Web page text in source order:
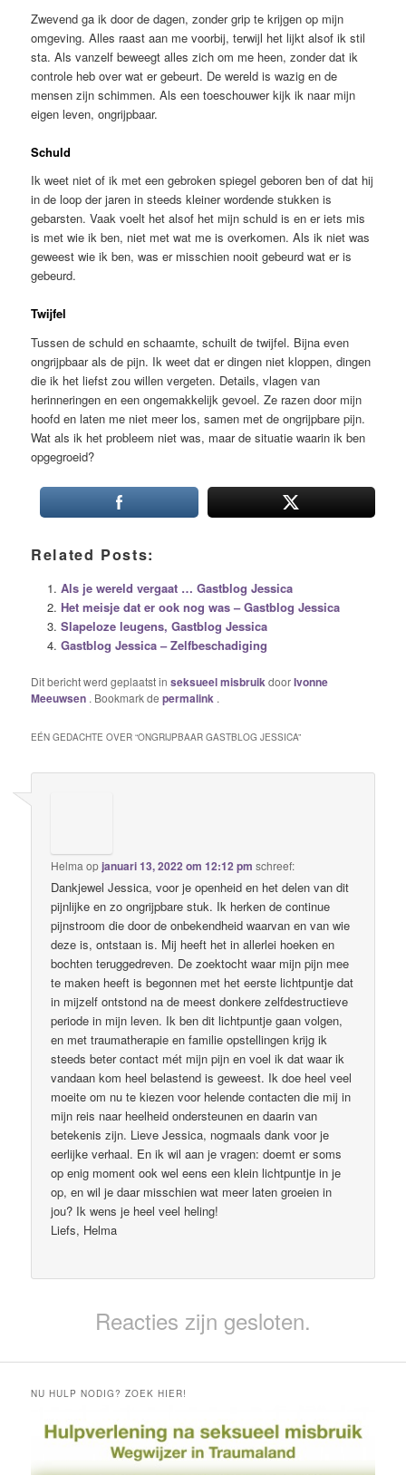
Zwevend ga ik door de dagen, zonder grip te krijgen op mijn
omgeving. Alles raast aan me voorbij, terwijl het lijkt alsof ik stil
sta. Als vanzelf beweegt alles zich om me heen, zonder dat ik
controle heb over wat er gebeurt. De wereld is wazig en de
mensen zijn schimmen. Als een toeschouwer kijk ik naar mijn
eigen leven, ongrijpbaar.
Schuld
Ik weet niet of ik met een gebroken spiegel geboren ben of dat hij
in de loop der jaren in steeds kleiner wordende stukken is
gebarsten. Vaak voelt het alsof het mijn schuld is en er iets mis
is met wie ik ben, niet met wat me is overkomen. Als ik niet was
geweest wie ik ben, was er misschien nooit gebeurd wat er is
gebeurd.
Twijfel
Tussen de schuld en schaamte, schuilt de twijfel. Bijna even
ongrijpbaar als de pijn. Ik weet dat er dingen niet kloppen, dingen
die ik het liefst zou willen vergeten. Details, vlagen van
herinneringen en een ongemakkelijk gevoel. Ze razen door mijn
hoofd en laten me niet meer los, samen met de ongrijpbare pijn.
Wat als ik het probleem niet was, maar de situatie waarin ik ben
opgegroeid?
Related Posts:
Als je wereld vergaat … Gastblog Jessica
Het meisje dat er ook nog was – Gastblog Jessica
Slapeloze leugens, Gastblog Jessica
Gastblog Jessica – Zelfbeschadiging
Dit bericht werd geplaatst inseksueel misbruikdoorIvonne
Meeuwsen . Bookmark depermalink .
EÉN GEDACHTE OVER “ONGRIJPBAAR GASTBLOG JESSICA”
Helmaopjanuari 13, 2022 om 12:12 pm schreef:
Dankjewel Jessica, voor je openheid en het delen van dit
pijnlijke en zo ongrijpbare stuk. Ik herken de continue
pijnstroom die door de onbekendheid waarvan en van wie
deze is, ontstaan is. Mij heeft het in allerlei hoeken en
bochten teruggedreven. De zoektocht waar mijn pijn mee
te maken heeft is begonnen met het eerste lichtpuntje dat
in mijzelf ontstond na de meest donkere zelfdestructieve
periode in mijn leven. Ik ben dit lichtpuntje gaan volgen,
en met traumatherapie en familie opstellingen krijg ik
steeds beter contact mét mijn pijn en voel ik dat waar ik
vandaan kom heel belastend is geweest. Ik doe heel veel
moeite om nu te kiezen voor helende contacten die mij in
mijn reis naar heelheid ondersteunen en daarin van
betekenis zijn. Lieve Jessica, nogmaals dank voor je
eerlijke verhaal. En ik wil aan je vragen: doemt er soms
op enig moment ook wel eens een klein lichtpuntje in je
op, en wil je daar misschien wat meer laten groeien in
jou? Ik wens je heel veel heling!
Liefs, Helma
Reacties zijn gesloten.
NU HULP NODIG? ZOEK HIER!